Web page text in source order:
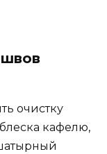
очистку
кафелю,